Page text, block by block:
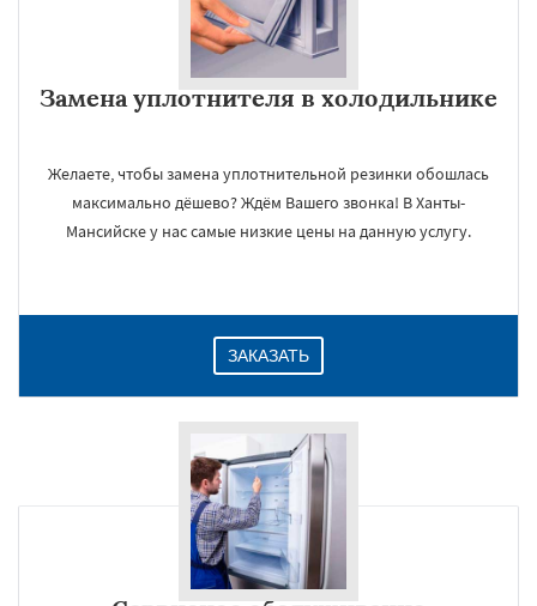
Замена уплотнителя в холодильнике
Желаете, чтобы замена уплотнительной резинки обошлась
максимально дёшево? Ждём Вашего звонка! В Ханты-
Мансийске у нас самые низкие цены на данную услугу.
ЗАКАЗАТЬ
Даю согласие на обработку персональных данных